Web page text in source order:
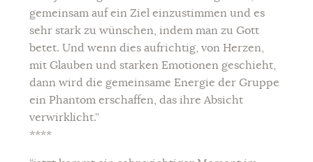
gemeinsam auf ein Ziel einzustimmen und es
sehr stark zu wünschen, indem man zu Gott
betet. Und wenn dies aufrichtig, von Herzen,
mit Glauben und starken Emotionen geschieht,
dann wird die gemeinsame Energie der Gruppe
ein Phantom erschaffen, das ihre Absicht
verwirklicht.”
****